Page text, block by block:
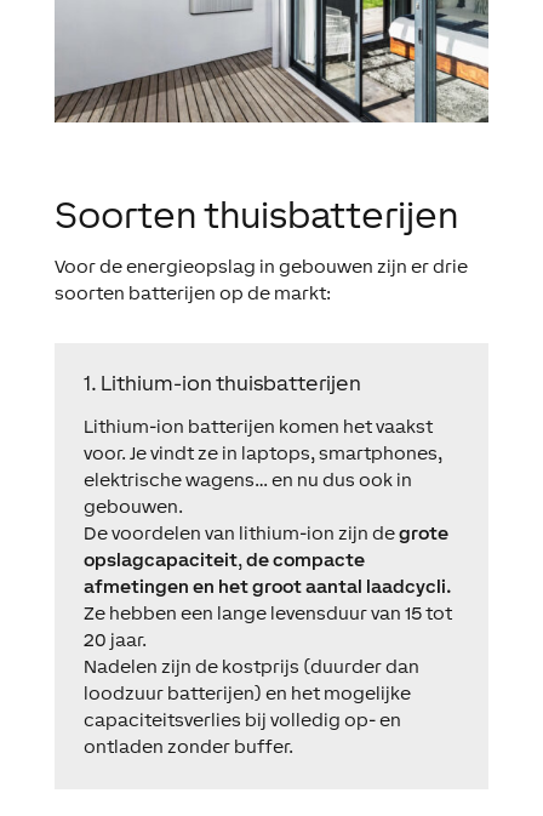
Soorten thuisbatterijen
Voor de energieopslag in gebouwen zijn er drie
soorten batterijen op de markt:
1. Lithium-ion thuisbatterijen
Lithium-ion batterijen komen het vaakst
voor. Je vindt ze in laptops, smartphones,
elektrische wagens… en nu dus ook in
gebouwen.
De voordelen van lithium-ion zijn degrote
opslagcapaciteit, de compacte
afmetingen en het groot aantal laadcycli.
Ze hebben een lange levensduur van 15 tot
20 jaar.
Nadelen zijn de kostprijs (duurder dan
loodzuur batterijen) en het mogelijke
capaciteitsverlies bij volledig op- en
ontladen zonder buffer.